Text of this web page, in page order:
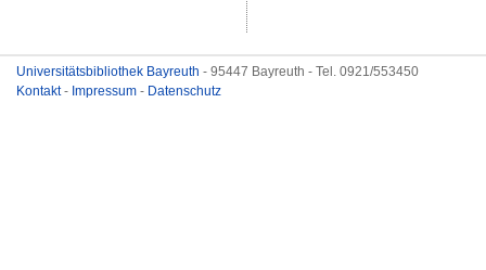
Universitätsbibliothek Bayreuth - 95447 Bayreuth - Tel. 0921/553450
Kontakt- Impressum - Datenschutz